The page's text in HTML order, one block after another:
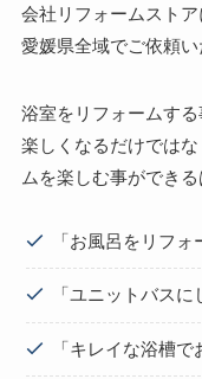
会社リフォームスト
愛媛県全域でご依頼い
浴室をリフォームす
楽しくなるだけでは
ムを楽しむ事ができる
「お風呂をリフォ
「ユニットバスに
「キレイな浴槽で